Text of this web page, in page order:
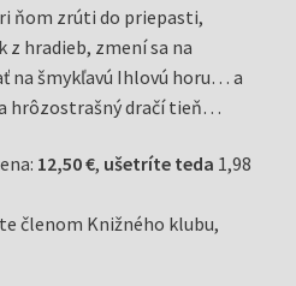
ňom zrúti do priepasti,
z hradieb, zmení sa na
na šmykľavú Ihlovú horu… a
hrôzostrašný dračí tieň…
12,50 €, ušetríte teda 1,98
členom Knižného klubu,